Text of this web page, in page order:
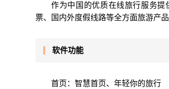
作为中国的优质在线旅行服务
票、国内外度假线路等全方面旅游产
软件功能
首页：智慧首页、年轻你的旅行